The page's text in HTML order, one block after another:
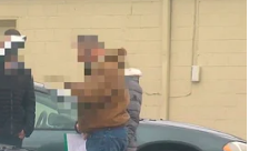
las noticias que le
estar bien informado, por
notificaciones de Alerta.